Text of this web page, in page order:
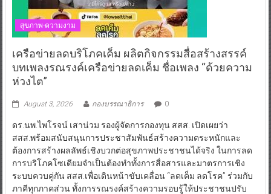
สุขภาพ-ความงาม
เครือข่ายลดบริโภคเค็ม ผลิตกิจกรรมสื่อสร้างสรรค์
บทเพลงรณรงค์เครือข่ายลดเค็ม ชื่อเพลง “ด้วยความ
ห่วงไต”
August 3, 2026 กองบรรณาธิการ 0
ดร.นพ.ไพโรจน์ เสาน่วม รองผู้จัดการกองทุน สสส. เปิดเผยว่า
สสส.พร้อมสนับสนุนการประชาสัมพันธ์สร้างความตระหนักและ
ต้องการสร้างผลลัพธ์เชิงบวกต่อสุขภาพประชาชนได้จริง ในการลด
การบริโภคโซเดียมจำเป็นต้องทำทั้งการสื่อสารและมาตรการเชิง
ระบบควบคู่กัน สสส.เพื่อเดินหน้าขับเคลื่อน “ลดเค็ม ลดโรค” ร่วมกับ
ภาคีทุกภาคส่วน ทั้งการรณรงค์สร้างความรอบรู้ให้ประชาชนปรับ